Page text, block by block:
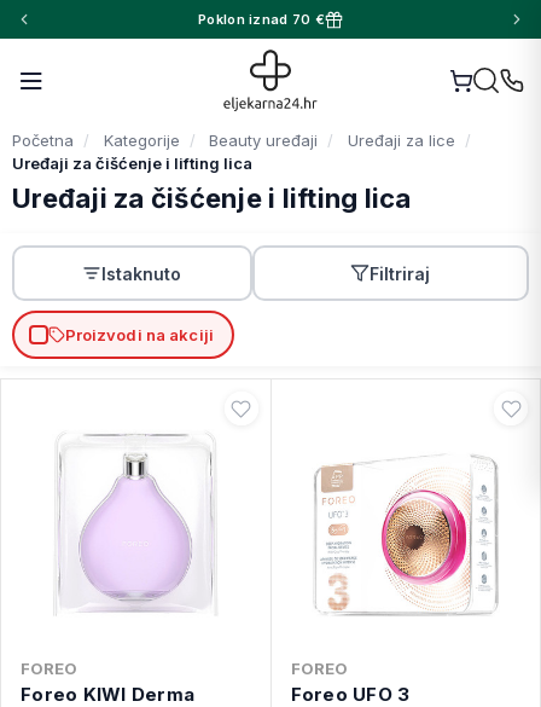
Poklon iznad 70 €
Početna Kategorije Beauty uređaji
Uređaji za lice
Uređaji za čišćenje i lifting lica
Uređaji za čišćenje i lifting lica
Istaknuto Filtriraj
Proizvodi na akciji
FOREO
Foreo KIWI Derma
FOREO
Foreo UFO 3